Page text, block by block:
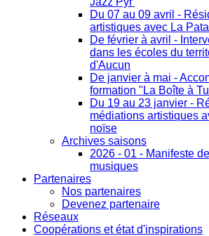
Du 07 au 09 avril -
artistiques avec La
De février à avril -
dans les écoles du
d'Aucun
De janvier à mai -
formation "La Boîte à
Du 19 au 23 janvier -
médiations artistiques
noïse
Archives saisons
2026 - 01 - Manifeste
musiques
Partenaires
Nos partenaires
Devenez partenaire
Réseaux
Coopérations et état d'inspirations